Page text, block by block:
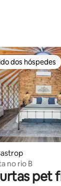
média de 5, 82
dos hóspedes
dos hóspedes
no rio B
pet